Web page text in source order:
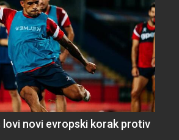
lovi novi evropski korak protiv